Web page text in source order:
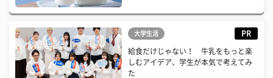
大学生活 PR
給食だけじゃない！ 牛乳をもっと楽
しむアイデア、学生が本気で考えてみ
た